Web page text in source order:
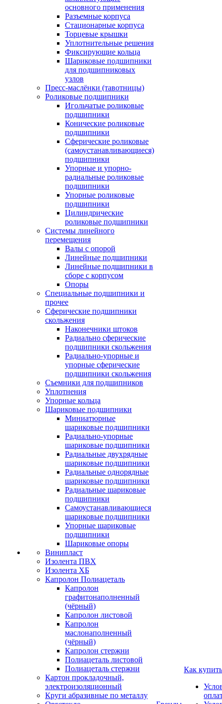
основного применения
Разъемные корпуса
Стационарные корпуса
Торцевые крышки
Уплотнительные решения
Фиксирующие кольца
Шариковые подшипники
для подшипниковых
узлов
Пресс-маслёнки (тавотницы)
Роликовые подшипники
Игольчатые роликовые
подшипники
Конические роликовые
подшипники
Сферические роликовые
(самоустанавливающиеся)
подшипники
Упорные и упорно-
радиальные роликовые
подшипники
Упорные роликовые
подшипники
Цилиндрические
роликовые подшипники
Системы линейного
перемещения
Валы с опорой
Линейные подшипники
Линейные подшипники в
сборе с корпусом
Опоры
Специальные подшипники и
прочее
Сферические подшипники
скольжения
Наконечники штоков
Радиально сферические
подшипники скольжения
Радиально-упорные и
упорные сферические
подшипники скольжения
Съемники для подшипников
Уплотнения
Упорные кольца
Шариковые подшипники
Миниатюрные
шариковые подшипники
Радиально-упорные
шариковые подшипники
Радиальные двухрядные
шариковые подшипники
Радиальные однорядные
шариковые подшипники
Радиальные шариковые
подшипники
Самоустанавливающиеся
шариковые подшипники
Упорные шариковые
подшипники
Шариковые опоры
Винипласт
Изолента ПВХ
Изолента ХБ
Капролон Полиацеталь
Капролон
графитонаполненный
(чёрный)
Капролон листовой
Капролон
маслонаполненный
(чёрный)
Капролон стержни
Полиацеталь листовой
Полиацеталь стержни
Картон прокладочный,
электроизоляционный
Круги абразивные по металлу
Как купить